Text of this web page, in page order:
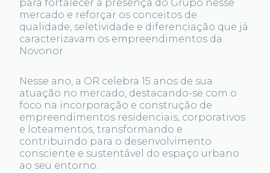
para fortalecer a presença do Grupo nesse
mercado e reforçar os conceitos de
qualidade, seletividade e diferenciação que já
caracterizavam os empreendimentos da
Novonor.
Nesse ano, a OR celebra 15 anos de sua
atuação no mercado, destacando-se com o
foco na incorporação e construção de
empreendimentos residenciais, corporativos
e loteamentos, transformando e
contribuindo para o desenvolvimento
consciente e sustentável do espaço urbano
ao seu entorno.